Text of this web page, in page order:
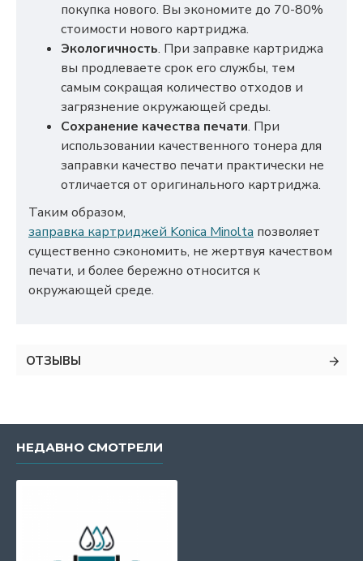
покупка нового. Вы экономите до 70-80%
стоимости нового картриджа.
Экологичность. При заправке картриджа
вы продлеваете срок его службы, тем
самым сокращая количество отходов и
загрязнение окружающей среды.
Сохранение качества печати. При
использовании качественного тонера для
заправки качество печати практически не
отличается от оригинального картриджа.
Таким образом,
заправка картриджей Konica Minolta позволяет
существенно сэкономить, не жертвуя качеством
печати, и более бережно относится к
окружающей среде.
ОТЗЫВЫ
НЕДАВНО СМОТРЕЛИ